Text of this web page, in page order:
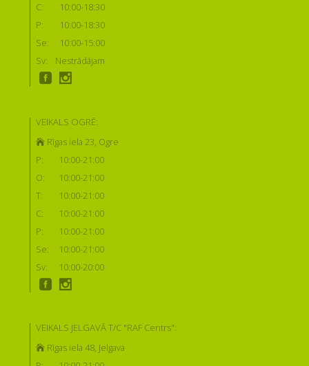
C:
10:00-18:30
P:
10:00-18:30
Se:
10:00-15:00
Sv:
Nestrādājam
VEIKALS OGRĒ:
Rīgas iela 23, Ogre
P:
10:00-21:00
O:
10:00-21:00
T:
10:00-21:00
C:
10:00-21:00
P:
10:00-21:00
Se:
10:00-21:00
Sv:
10:00-20:00
VEIKALS JELGAVĀ T/C "RAF Centrs":
Rīgas iela 48, Jelgava